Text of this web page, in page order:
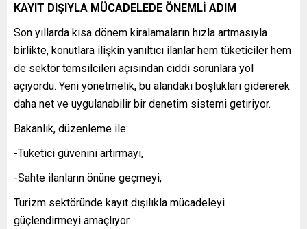
KAYIT DIŞIYLA MÜCADELEDE ÖNEMLİ ADIM
Son yıllarda kısa dönem kiralamaların hızla artmasıyla
birlikte, konutlara ilişkin yanıltıcı ilanlar hem tüketiciler hem
de sektör temsilcileri açısından ciddi sorunlara yol
açıyordu. Yeni yönetmelik, bu alandaki boşlukları gidererek
daha net ve uygulanabilir bir denetim sistemi getiriyor.
Bakanlık, düzenleme ile:
-Tüketici güvenini artırmayı,
-Sahte ilanların önüne geçmeyi,
Turizm sektöründe kayıt dışılıkla mücadeleyi
güçlendirmeyi amaçlıyor.